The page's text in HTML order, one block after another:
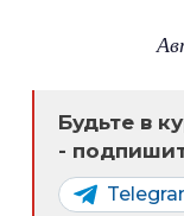
Будьте в
-